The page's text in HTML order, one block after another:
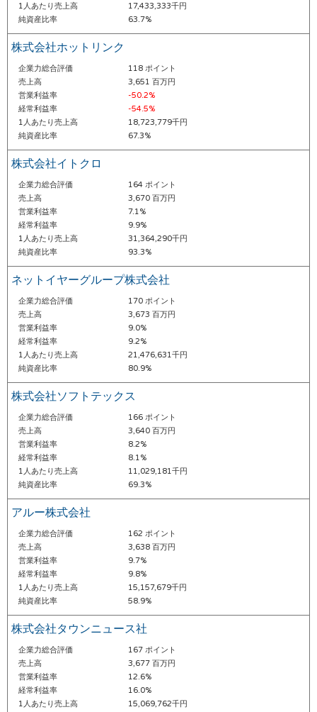
1人あたり売上高
17,433,333千円
純資産比率
63.7%
株式会社ホットリンク
企業力総合評価
118 ポイント
売上高
3,651 百万円
営業利益率
-50.2%
経常利益率
-54.5%
1人あたり売上高
18,723,779千円
純資産比率
67.3%
株式会社イトクロ
企業力総合評価
164 ポイント
売上高
3,670 百万円
営業利益率
7.1%
経常利益率
9.9%
1人あたり売上高
31,364,290千円
純資産比率
93.3%
ネットイヤーグループ株式会社
企業力総合評価
170 ポイント
売上高
3,673 百万円
営業利益率
9.0%
経常利益率
9.2%
1人あたり売上高
21,476,631千円
純資産比率
80.9%
株式会社ソフトテックス
企業力総合評価
166 ポイント
売上高
3,640 百万円
営業利益率
8.2%
経常利益率
8.1%
1人あたり売上高
11,029,181千円
純資産比率
69.3%
アルー株式会社
企業力総合評価
162 ポイント
売上高
3,638 百万円
営業利益率
9.7%
経常利益率
9.8%
1人あたり売上高
15,157,679千円
純資産比率
58.9%
株式会社タウンニュース社
企業力総合評価
167 ポイント
売上高
3,677 百万円
営業利益率
12.6%
経常利益率
16.0%
1人あたり売上高
15,069,762千円